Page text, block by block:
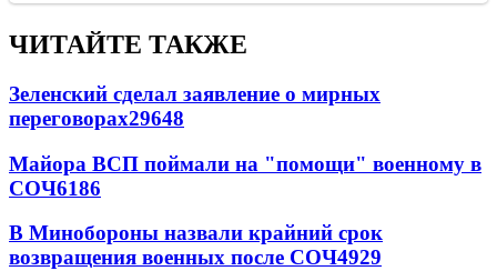
ЧИТАЙТЕ ТАКЖЕ
Зеленский сделал заявление о мирных
переговорах29648
Майора ВСП поймали на "помощи" военному в
СОЧ6186
В Минобороны назвали крайний срок
возвращения военных после СОЧ4929